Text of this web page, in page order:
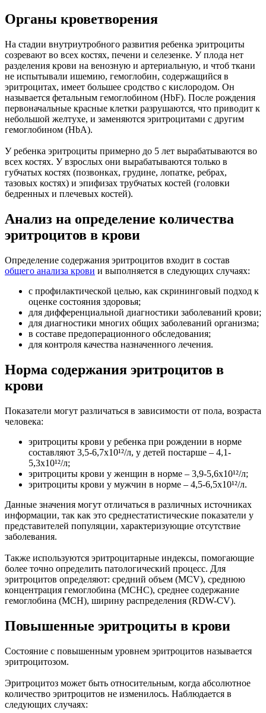
Органы кроветворения
На стадии внутриутробного развития ребенка эритроциты
созревают во всех костях, печени и селезенке. У плода нет
разделения крови на венозную и артериальную, и чтоб ткани
не испытывали ишемию, гемоглобин, содержащийся в
эритроцитах, имеет большее сродство с кислородом. Он
называется фетальным гемоглобином (HbF). После рождения
первоначальные красные клетки разрушаются, что приводит к
небольшой желтухе, и заменяются эритроцитами с другим
гемоглобином (HbA).
У ребенка эритроциты примерно до 5 лет вырабатываются во
всех костях. У взрослых они вырабатываются только в
губчатых костях (позвонках, грудине, лопатке, ребрах,
тазовых костях) и эпифизах трубчатых костей (головки
бедренных и плечевых костей).
Анализ на определение количества
эритроцитов в крови
Определение содержания эритроцитов входит в состав
общего анализа крови и выполняется в следующих случаях:
с профилактической целью, как скрининговый подход к
оценке состояния здоровья;
для дифференциальной диагностики заболеваний крови;
для диагностики многих общих заболеваний организма;
в составе предоперационного обследования;
для контроля качества назначенного лечения.
Норма содержания эритроцитов в
крови
Показатели могут различаться в зависимости от пола, возраста
человека:
эритроциты крови у ребенка при рождении в норме
составляют 3,5-6,7х10¹²/л, у детей постарше – 4,1-
5,3х10¹²/л;
эритроциты крови у женщин в норме – 3,9-5,6х10¹²/л;
эритроциты крови у мужчин в норме – 4,5-6,5х10¹²/л.
Данные значения могут отличаться в различных источниках
информации, так как это среднестатистические показатели у
представителей популяции, характеризующие отсутствие
заболевания.
Также используются эритроцитарные индексы, помогающие
более точно определить патологический процесс. Для
эритроцитов определяют: средний объем (MCV), среднюю
концентрация гемоглобина (MCHC), среднее содержание
гемоглобина (MCH), ширину распределения (RDW-CV).
Повышенные эритроциты в крови
Состояние с повышенным уровнем эритроцитов называется
эритроцитозом.
Эритроцитоз может быть относительным, когда абсолютное
количество эритроцитов не изменилось. Наблюдается в
следующих случаях: